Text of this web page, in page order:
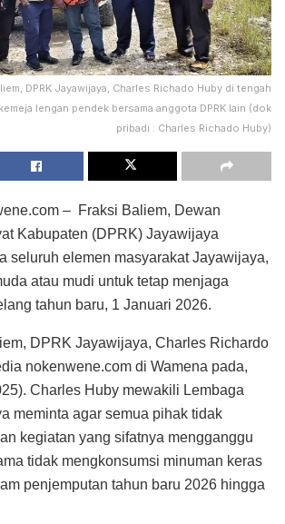
DPRK Jayawijaya, Charles Richado Huby di tengah
lengan pendek bersama anggota DPRK lain (dok
pribadi : Charles Richado Huby)
– Fraksi Baliem, Dewan
Kabupaten (DPRK) Jayawijaya
seluruh elemen masyarakat Jayawijaya,
atau mudi untuk tetap menjaga
tahun baru, 1 Januari 2026.
DPRK Jayawijaya, Charles Richardo
nokenwene.com di Wamena pada,
Charles Huby mewakili Lembaga
meminta agar semua pihak tidak
kegiatan yang sifatnya mengganggu
tidak mengkonsumsi minuman keras
penjemputan tahun baru 2026 hingga